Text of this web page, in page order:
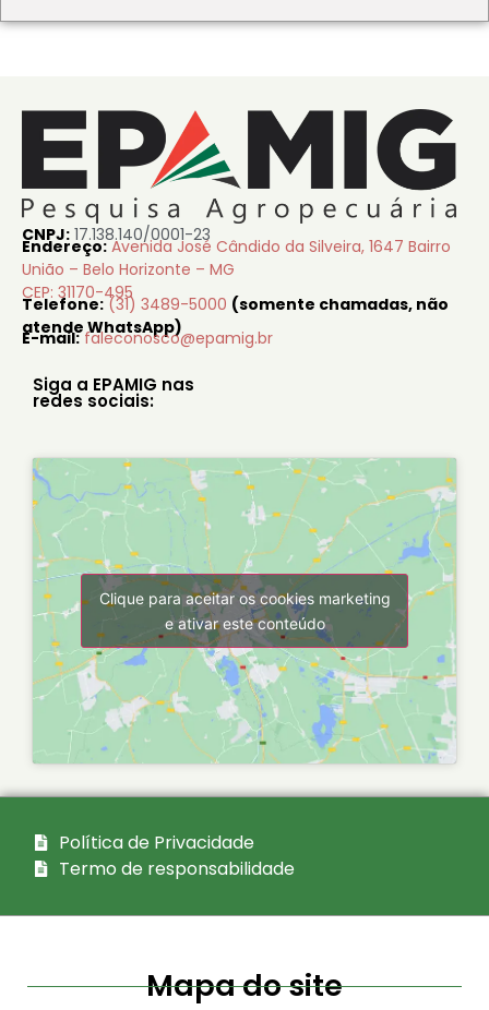
CNPJ: 17.138.140/0001-23
Endereço: Avenida José Cândido da Silveira, 1647 Bairro
União – Belo Horizonte – MG
CEP: 31170-495
Telefone: (31) 3489-5000 (somente chamadas, não
atende WhatsApp)
E-mail: faleconosco@epamig.br
Siga a EPAMIG nas
redes sociais:
Clique para aceitar os cookies marketing
e ativar este conteúdo
Política de Privacidade
Termo de responsabilidade
Mapa do site